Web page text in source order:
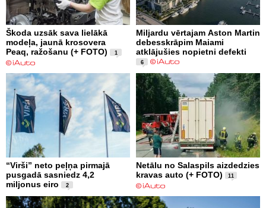
Škoda uzsāk sava lielākā
modeļa, jaunā krosovera
Peaq, ražošanu (+ FOTO)
1
Miljardu vērtajam Aston Martin
debesskrāpim Maiami
atklājušies nopietni defekti
6
“Virši” neto peļņa pirmajā
pusgadā sasniedz 4,2
miljonus eiro
2
Netālu no Salaspils aizdedzies
kravas auto (+ FOTO)
11